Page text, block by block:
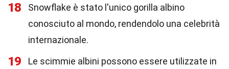
18
Snowflake è stato l'unico gorilla albino
conosciuto al mondo, rendendolo una celebrità
internazionale.
19
Le scimmie albini possono essere utilizzate in